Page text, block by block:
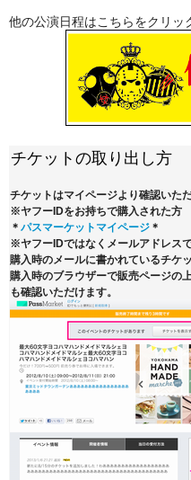
他の公演日程はこちらをクリッ
チケットの取り出し方
チケットはマイページより確認いただ
※ヤフーIDをお持ちで購入された方
＊ パスマーケットマイページ ＊
※ヤフーIDではなくメールアドレス
購入時のメールに書かれているチケ
購入時のブラウザーで販売ページの
も確認いただけます。